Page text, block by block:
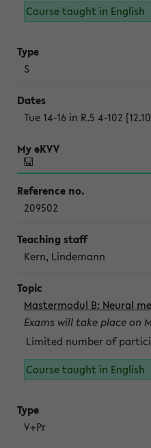
Course taught in English
S
Tue 14-16 in R.5 4-102
209502
Kern, Lindemann
Mastermodul B: Neural
Exams will take place on
Limited number of
Course taught in English
V+Pr